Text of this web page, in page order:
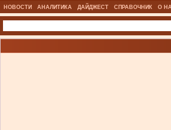
НОВОСТИ АНАЛИТИКА ДАЙДЖЕСТ СПРАВОЧНИК О